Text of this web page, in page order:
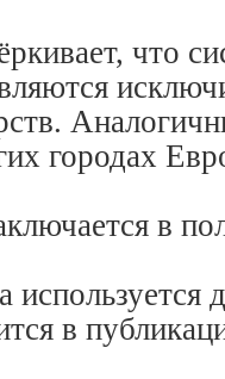
что
городах
в
используется
в